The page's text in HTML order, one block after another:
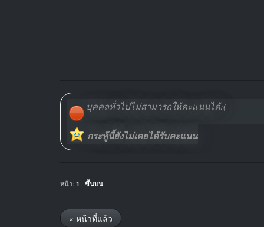
บุคคลทั่วไปไม่สามารถให้คะแนนได้:(
กระทู้นี้ยังไม่เคยได้รับคะแนน
หน้า: 1 ขึ้นบน
« หน้าที่แล้ว